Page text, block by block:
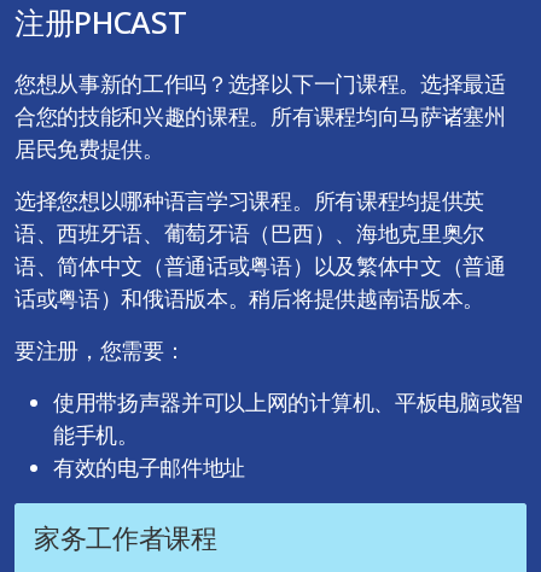
注册PHCAST
您想从事新的工作吗？选择以下一门课程。选择最适
合您的技能和兴趣的课程。所有课程均向马萨诸塞州
居民免费提供。
选择您想以哪种语言学习课程。所有课程均提供英
语、西班牙语、葡萄牙语（巴西）、海地克里奥尔
语、简体中文（普通话或粤语）以及繁体中文（普通
话或粤语）和俄语版本。稍后将提供越南语版本。
要注册，您需要：
使用带扬声器并可以上网的计算机、平板电脑或智
能手机。
有效的电子邮件地址
家务工作者课程